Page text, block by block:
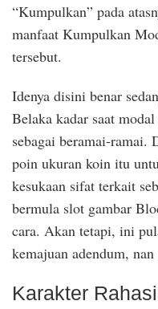
“Kumpulkan” pada
manfaat Kumpulkan
tersebut.
Idenya disini benar
Belaka kadar saat
sebagai beramai-ramai.
poin ukuran koin itu
kesukaan sifat terkait
bermula slot gambar
cara. Akan tetapi, ini
kemajuan adendum,
Karakter